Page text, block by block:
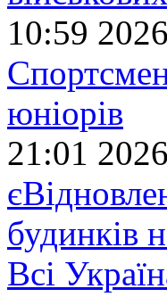
10:59
юніорів
21:01
будинків
Всі